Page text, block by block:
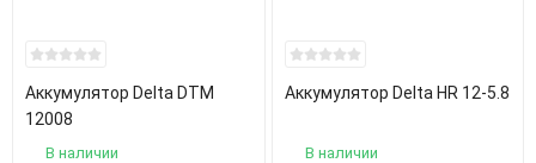
Аккумулятор Delta DTM
12008
В наличии
Аккумулятор Delta HR 12-5.8
В наличии